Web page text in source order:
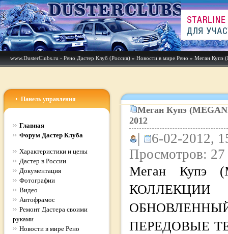
www.DusterClubs.ru - Рено Дастер Клуб (Россия) » Новости в мире Рено » Меган Купэ
Панель управления
Главная
Форум Дастер Клуба
Характеристики и цены
Дастер в России
Документация
Фотографии
Видео
Автофрамос
Ремонт Дастера своими
руками
Новости в мире Рено
Меган Купэ
2012
|
6-02-2012,
Просмотров: 27
Меган Купэ
ПЕРЕДОВЫЕ